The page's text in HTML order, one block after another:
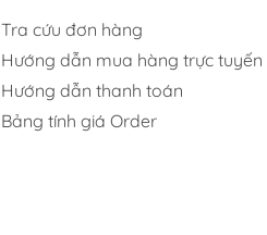
Tra cứu đơn hàng
Hướng dẫn mua hàng trực tuyến
Hướng dẫn thanh toán
Bảng tính giá Order